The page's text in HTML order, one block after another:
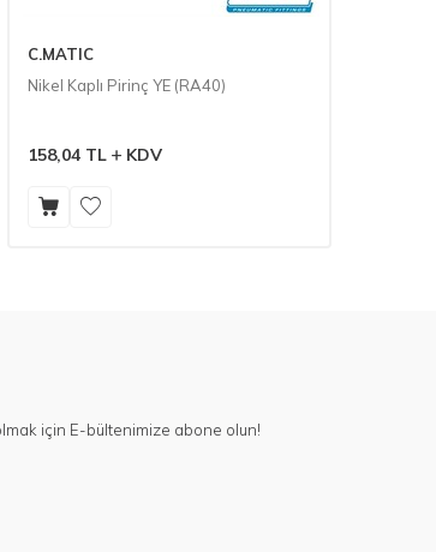
C.MATIC
Nikel Kaplı Pirinç YE (RA40)
158,04 TL KDV
için E-bültenimize abone olun!